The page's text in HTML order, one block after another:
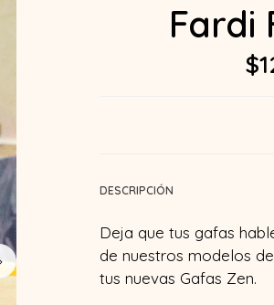
Fardi
DESCRIPCIÓN
Deja que tus gafas
de nuestros modelos
tus nuevas Gafas Zen.